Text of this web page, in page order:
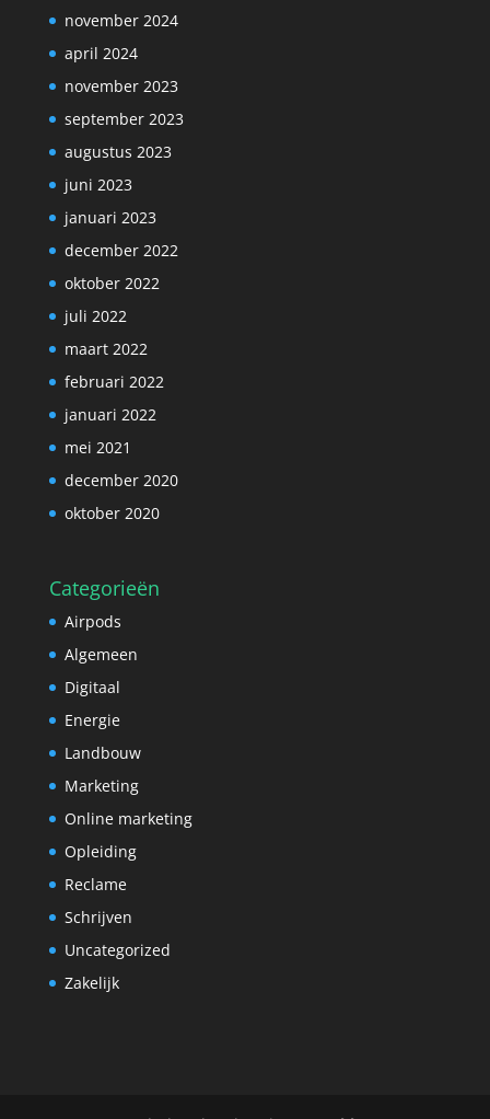
november 2024
april 2024
november 2023
september 2023
augustus 2023
juni 2023
januari 2023
december 2022
oktober 2022
juli 2022
maart 2022
februari 2022
januari 2022
mei 2021
december 2020
oktober 2020
Categorieën
Airpods
Algemeen
Digitaal
Energie
Landbouw
Marketing
Online marketing
Opleiding
Reclame
Schrijven
Uncategorized
Zakelijk